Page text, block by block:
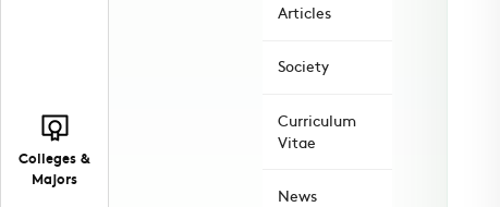
Colleges &
Majors
Articles
Society
Curriculum
Vitae
News